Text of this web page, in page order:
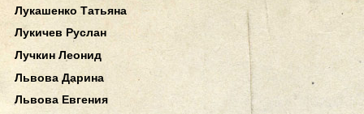
Лукашенко Татьяна
Лукичев Руслан
Лучкин Леонид
Львова Дарина
Львова Евгения